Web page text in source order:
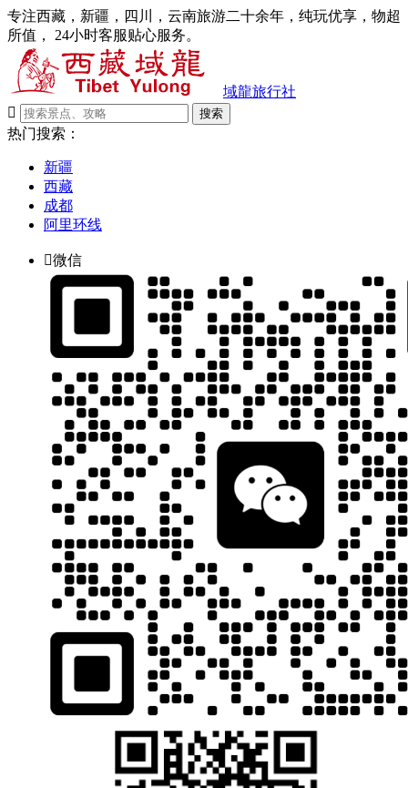
专注西藏，新疆，四川，云南旅游二十余年，纯玩优享，物超
所值， 24小时客服贴心服务。
域龍旅行社

搜索
热门搜索：
新疆
西藏
成都
阿里环线
微信